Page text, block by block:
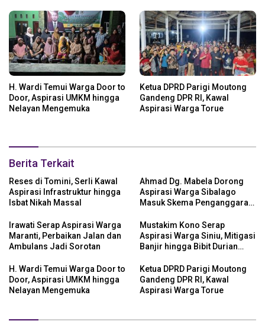
H. Wardi Temui Warga Door to
Door, Aspirasi UMKM hingga
Nelayan Mengemuka
Ketua DPRD Parigi Moutong
Gandeng DPR RI, Kawal
Aspirasi Warga Torue
Berita Terkait
Reses di Tomini, Serli Kawal
Aspirasi Infrastruktur hingga
Isbat Nikah Massal
Ahmad Dg. Mabela Dorong
Aspirasi Warga Sibalago
Masuk Skema Penganggaran
Irawati Serap Aspirasi Warga
Maranti, Perbaikan Jalan dan
Ambulans Jadi Sorotan
Mustakim Kono Serap
Aspirasi Warga Siniu, Mitigasi
Banjir hingga Bibit Durian
H. Wardi Temui Warga Door to
Door, Aspirasi UMKM hingga
Nelayan Mengemuka
Ketua DPRD Parigi Moutong
Gandeng DPR RI, Kawal
Aspirasi Warga Torue